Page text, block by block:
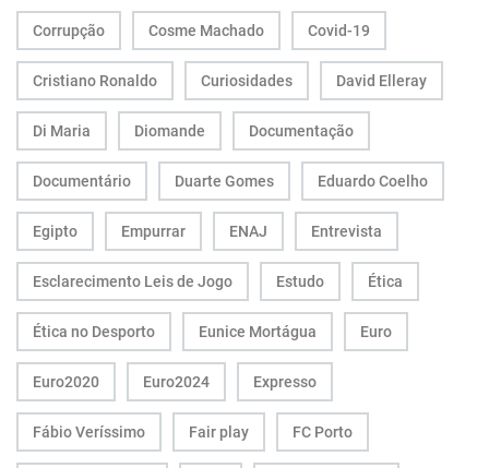
Corrupção Cosme Machado Covid-19
Cristiano Ronaldo Curiosidades David Elleray
Di Maria Diomande Documentação
Documentário Duarte Gomes Eduardo Coelho
Egipto Empurrar ENAJ Entrevista
Esclarecimento Leis de Jogo Estudo Ética
Ética no Desporto Eunice Mortágua Euro
Euro2020 Euro2024 Expresso
Fábio Veríssimo Fair play FC Porto